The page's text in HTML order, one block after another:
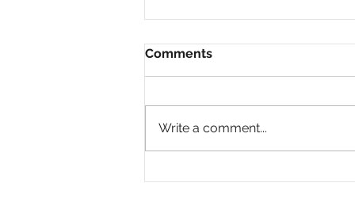
Comments
Write a comment...